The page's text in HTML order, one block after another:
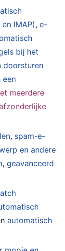
IMAP),e-
bij het
doorsturen
een
meerdere
, spam-e-
en andere
,geavanceerd
automatisch